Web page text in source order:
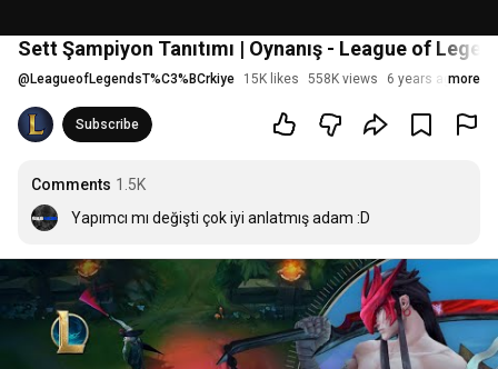
Sett Şampiyon Tanıtımı | Oynanış - League of
@ LeagueofLegendsT%C3%BCrkiye 15K likes 558K views 6 years agomore
Subscribe
Comments 1.5K
Yapımcı mı değişti çok iyi anlatmış adam :D